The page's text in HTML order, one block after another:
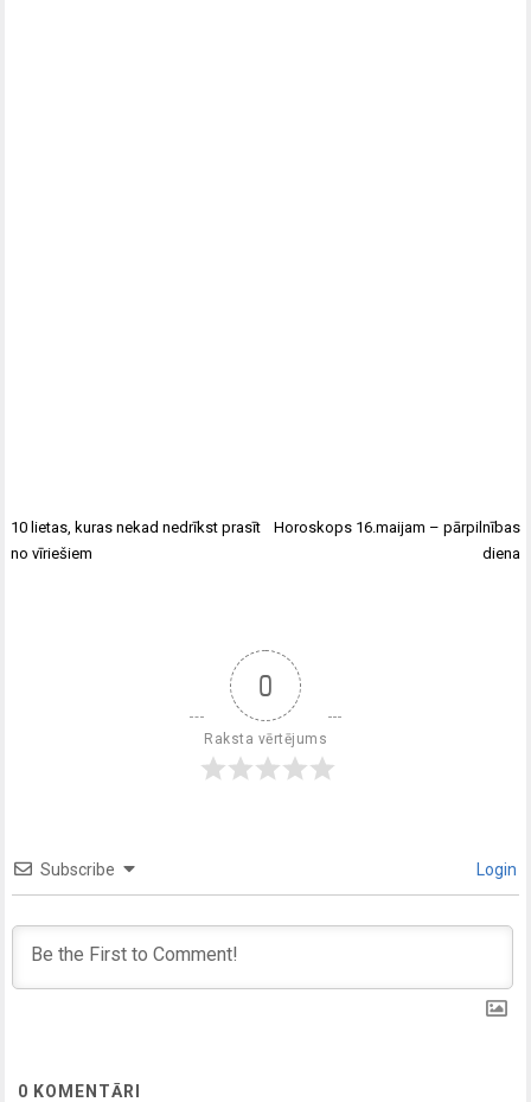
10 lietas, kuras nekad nedrīkst prasīt
no vīriešiem
Horoskops 16.maijam – pārpilnības
diena
0
Raksta vērtējums
Subscribe Login
0 KOMENTĀRI